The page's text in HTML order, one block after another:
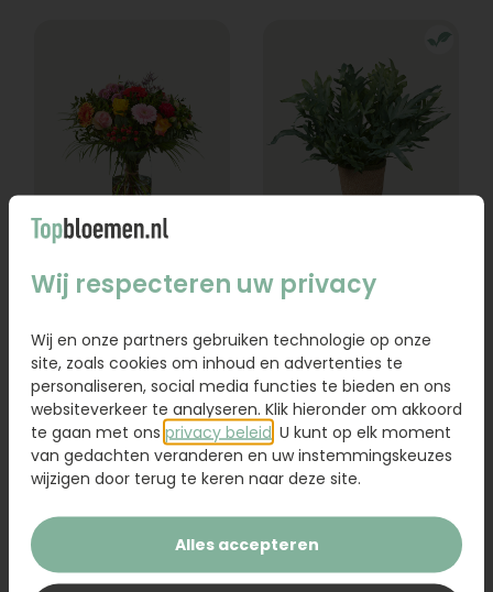
Vanaf
Bestel Bestel
Wij respecteren uw privacy
Wij en onze partners gebruiken technologie op onze
site, zoals cookies om inhoud en advertenties te
personaliseren, social media functies te bieden en ons
websiteverkeer te analyseren. Klik hieronder om akkoord
te gaan met ons privacy beleid . U kunt op elk moment
van gedachten veranderen en uw instemmingskeuzes
wijzigen door terug te keren naar deze site.
Alles accepteren